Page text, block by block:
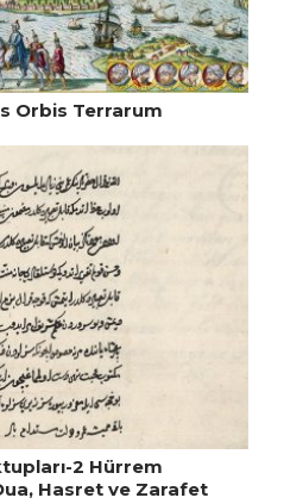
Orbis Terrarum
2 Hürrem
Hasret ve Zarafet